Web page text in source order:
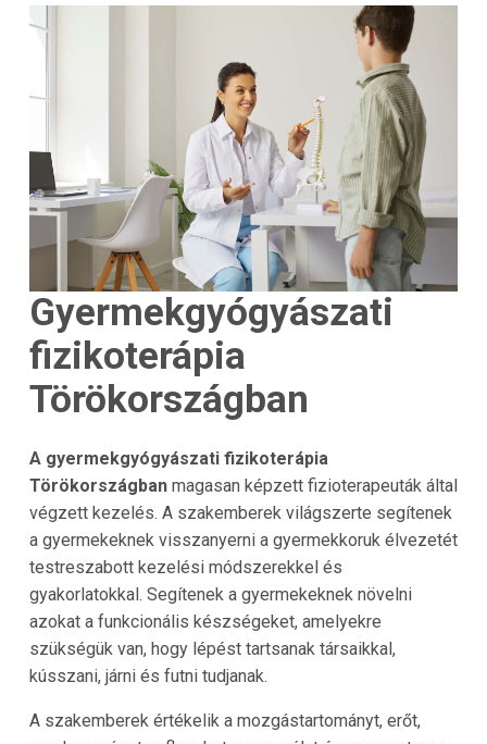
Gyermekgyógyászati ​​
fizikoterápia
Törökországban
A gyermekgyógyászati ​​fizikoterápia
Törökországbanmagasan képzett fizioterapeuták által
végzett kezelés. A szakemberek világszerte segítenek
a gyermekeknek visszanyerni a gyermekkoruk élvezetét
testreszabott kezelési módszerekkel és
gyakorlatokkal. Segítenek a gyermekeknek növelni
azokat a funkcionális készségeket, amelyekre
szükségük van, hogy lépést tartsanak társaikkal,
kússzani, járni és futni tudjanak.
A szakemberek értékelik a mozgástartományt, erőt,